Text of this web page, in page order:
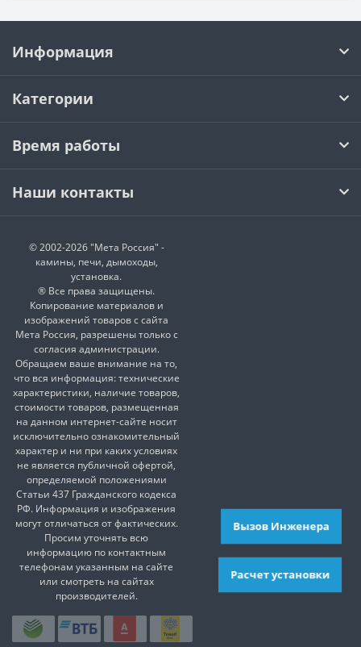
Информация
Категории
Время работы
Наши контакты
© 2002-2026 "Мета Россия" -
камины, печи, дымоходы,
установка.
® Все права защищены.
Копирование материалов и
изображений товаров с сайта
Мета Россия, разрешены только с
согласия администрации.
Обращаем ваше внимание на то,
что вся информация: технические
характеристики, наличие товаров,
стоимости товаров, размещенная
на данном интернет-сайте носит
исключительно ознакомительный
характер и ни при каких условиях
не является публичной офертой,
определяемой положениями
Статьи 437 Гражданского кодекса
РФ. Информация и изображения
могут отличаться от фактических.
Просим уточнять всю
информацию по контактным
телефонам указанным на сайте
или смотреть на сайтах
производителей.
Расчет установки
Вызов Инженера